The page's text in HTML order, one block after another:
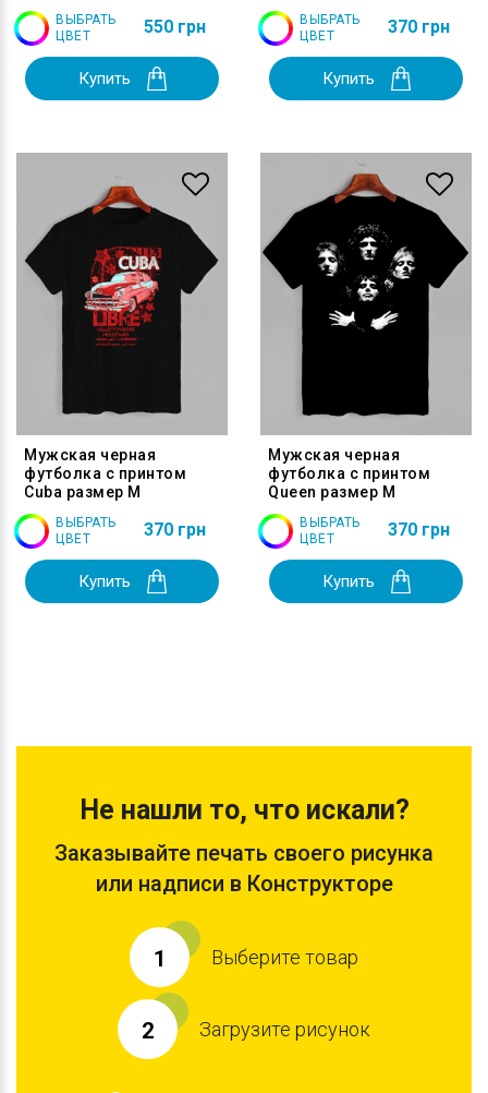
ВЫБРАТЬ
ЦВЕТ
550 грн
Купить
ВЫБРАТЬ
ЦВЕТ
370 грн
Купить
Мужская черная
футболка с принтом
Cuba размер M
ВЫБРАТЬ
ЦВЕТ
370 грн
Купить
Мужская черная
футболка с принтом
Queen размер M
ВЫБРАТЬ
ЦВЕТ
370 грн
Купить
Не нашли то, что искали?
Заказывайте печать своего рисунка
или надписи в Конструкторе
1 Выберите товар
2 Загрузите рисунок